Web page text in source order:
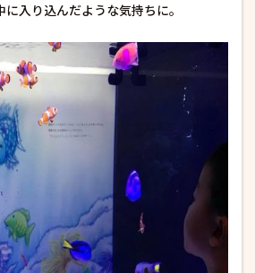
入り込んだような気持ちに。